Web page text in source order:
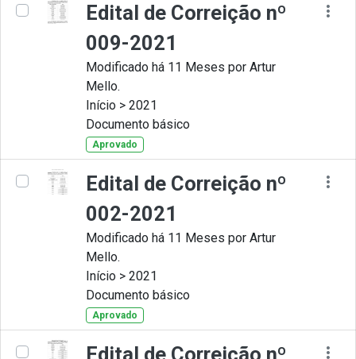
Edital de Correição nº
009-2021
Modificado há 11 Meses por Artur
Mello.
Início > 2021
Documento básico
Aprovado
Edital de Correição nº
002-2021
Modificado há 11 Meses por Artur
Mello.
Início > 2021
Documento básico
Aprovado
Edital de Correição nº